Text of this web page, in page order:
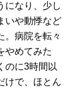
になり、少し
いや動悸など
。病院を転々
やめてみた
のに3時間以
けで、ほとん